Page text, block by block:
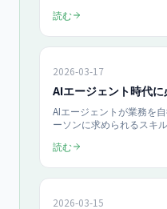
費用対効果が高い業務の
読む
2026-03-17
AIエージェント時代
AIエージェントが業務を
ーソンに求められるスキ
介します。
読む
2026-03-15